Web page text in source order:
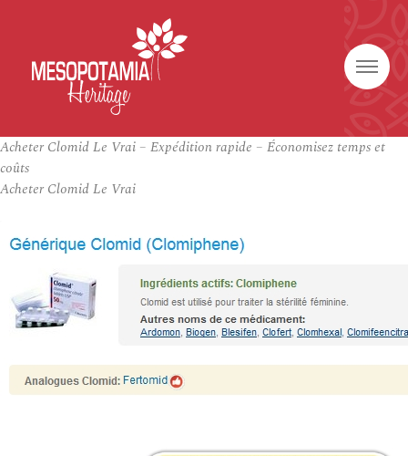
Acheter Clomid Le Vrai – Expédition rapide – Économisez temps et
coûts
Acheter Clomid Le Vrai